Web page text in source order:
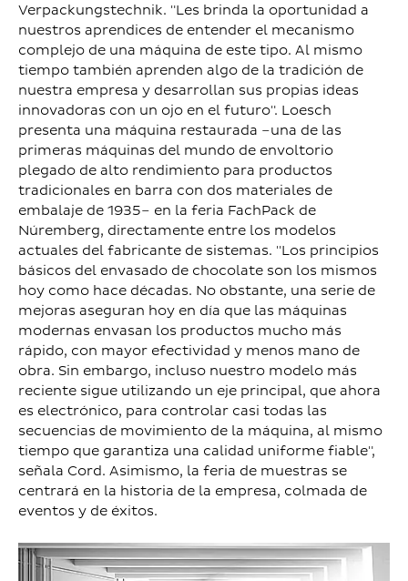
Verpackungstechnik. "Les brinda la oportunidad a
nuestros aprendices de entender el mecanismo
complejo de una máquina de este tipo. Al mismo
tiempo también aprenden algo de la tradición de
nuestra empresa y desarrollan sus propias ideas
innovadoras con un ojo en el futuro". Loesch
presenta una máquina restaurada –una de las
primeras máquinas del mundo de envoltorio
plegado de alto rendimiento para productos
tradicionales en barra con dos materiales de
embalaje de 1935– en la feria FachPack de
Núremberg, directamente entre los modelos
actuales del fabricante de sistemas. "Los principios
básicos del envasado de chocolate son los mismos
hoy como hace décadas. No obstante, una serie de
mejoras aseguran hoy en día que las máquinas
modernas envasan los productos mucho más
rápido, con mayor efectividad y menos mano de
obra. Sin embargo, incluso nuestro modelo más
reciente sigue utilizando un eje principal, que ahora
es electrónico, para controlar casi todas las
secuencias de movimiento de la máquina, al mismo
tiempo que garantiza una calidad uniforme fiable",
señala Cord. Asimismo, la feria de muestras se
centrará en la historia de la empresa, colmada de
eventos y de éxitos.